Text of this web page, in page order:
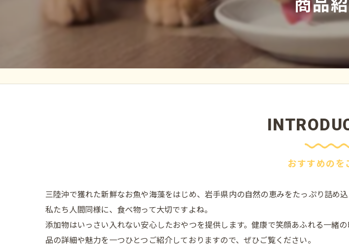
商品
おすすめのを
三陸沖で獲れた新鮮なお魚や海藻をはじめ、岩手県内の自然の恵みをたっぷり詰め
私たち人間同様に、食べ物って大切ですよね。
添加物はいっさい入れない安心したおやつを提供します。健康で笑顔あふれる一緒
品の詳細や魅力を一つひとつご紹介しておりますので、ぜひご覧ください。